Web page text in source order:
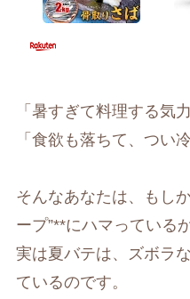
「暑すぎて料理する気
「食欲も落ちて、つい
そんなあなたは、もし
ープ”**にハマっている
実は夏バテは、ズボラ
ているのです。